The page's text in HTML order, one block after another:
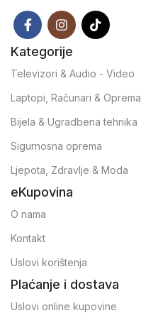
Kategorije
Televizori & Audio - Video
Laptopi, Računari & Oprema
Bijela & Ugradbena tehnika
Sigurnosna oprema
Ljepota, Zdravlje & Moda
eKupovina
O nama
Kontakt
Uslovi korištenja
Plaćanje i dostava
Uslovi online kupovine